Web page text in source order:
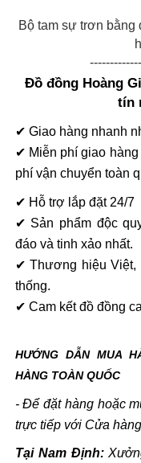
Bộ tam sự trơn
Đồ đồng Hoàng
tín
✔ Giao hàng nhanh
✔ Miễn phí giao
phí vận chuyển toàn
✔ Hỗ trợ lắp đặt 24/7
✔ Sản phẩm độc
đáo và tinh xảo nhất.
✔ Thương hiệu Việt,
thống.
✔ Cam kết đồ đồng
HƯỚNG DẪN MUA
HÀNG TOÀN QUỐC
- Để đặt hàng hoặc
trực tiếp với Cửa
Tại Nam Định: